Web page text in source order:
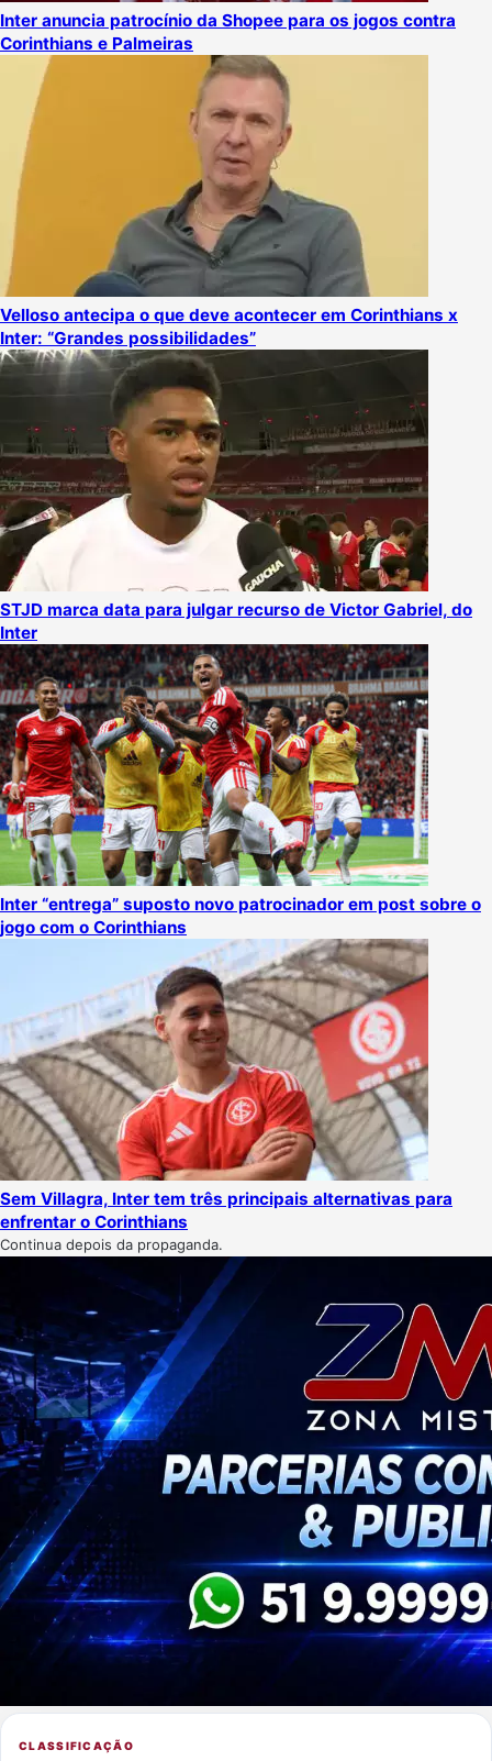
Inter anuncia patrocínio da Shopee para os jogos contra
Corinthians e Palmeiras
Velloso antecipa o que deve acontecer em Corinthians x
Inter: “Grandes possibilidades”
STJD marca data para julgar recurso de Victor Gabriel, do
Inter
Inter “entrega” suposto novo patrocinador em post sobre o
jogo com o Corinthians
Sem Villagra, Inter tem três principais alternativas para
enfrentar o Corinthians
Continua depois da propaganda.
CLASSIFICAÇÃO